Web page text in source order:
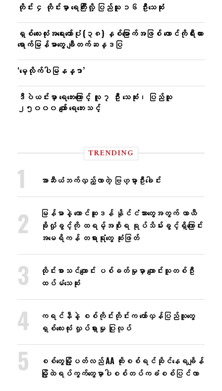
တိုင်း ၄ တိုင်းမှာ ရေကြီးလို့ ပြည်သူ ၁၆ ဦးသေဆုံး
ရှစ်လေးလုံးအရေးတော်ပုံ (၃၈) နှစ်မြောက်အဖြစ် တောင်ကိုရီးယား
ရောက်မြန်မာတွေ ချီတက်ဆန္ဒပြ
‘မေ့လိုက်ပါမြနန္ဒာ’
ဒီပဲယင်းမှာ ရေဘေးကြောင့် လူ ၇ ဦး သေဆုံး၊ ပြည်သူ
၂၅၀၀၀ ကျော် ရေဘေးသင့်
TRENDING
အာဆီယံဘက်လှည့်လာတဲ့ ဗြဟ္မာ့ဦးခေါင်း
မြန်မာနဲ့ တောင်ဆူဒန် နိုင်ငံသားတွေအတွက် ယာယီ
ခိုလှုံခွင့်ကို ထရမ့်အစိုးရ ရုပ်သိမ်းခွင့်ရှိကြောင်း
အမေရိကန် တရားရုံးတွေ ဆုံးဖြတ်
ထိုင်းစာသင်ကျောင်း ပစ်ခတ်မှုမှာ ကျောင်းသူတစ်ဦး
ထပ်မံသေဆုံး
ကရင်နီနဲ့ စစ်ကိုင်းတိုင်းက တော်လှန်ပြည်သူတွေ
ရှစ်လေးလုံး လှုပ်ရှားမှု ပြုလုပ်
စစ်တွေမြို့ပတ်လည် AA ထိုးစစ်ရင်ဆိုင်နေရချိန်
မြို့ထဲရပ်ကွက်တွေမှာပါစစ်တပ်ကခံစစ်ပြင်လာ